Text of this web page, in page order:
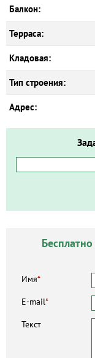
Балкон:
Терраса:
Кладовая:
Тип строения:
Адрес:
Имя*
E-mail*
Текст